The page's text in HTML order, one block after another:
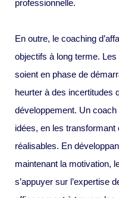
professionnelle.
En outre, le coaching
objectifs à long terme.
soient en phase de
heurter à des incertitudes
développement. Un coach
idées, en les transformant
réalisables. En
maintenant la motivation,
s’appuyer sur l’expertise